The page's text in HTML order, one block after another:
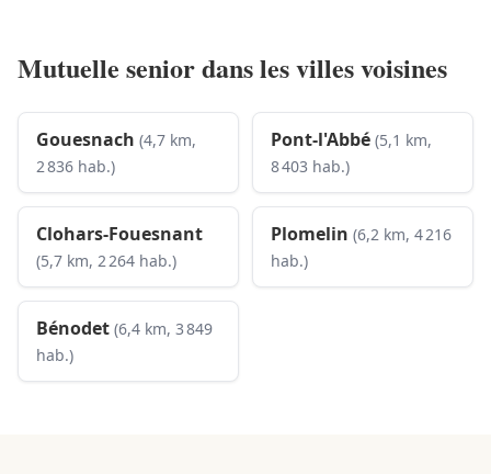
Mutuelle senior dans les villes voisines
Gouesnach (4,7 km,
2 836 hab.)
Pont-l'Abbé (5,1 km,
8 403 hab.)
Clohars-Fouesnant
(5,7 km, 2 264 hab.)
Plomelin (6,2 km, 4 216
hab.)
Bénodet (6,4 km, 3 849
hab.)